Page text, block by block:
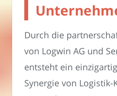
Durch die
von Logwin AG und
entsteht ein
Synergie von